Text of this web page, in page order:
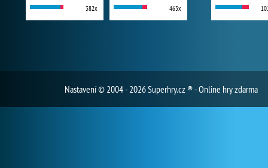
382x 463x
Nastavení© 2004 - 2026 Superhry.cz ® - Online hry zdarma